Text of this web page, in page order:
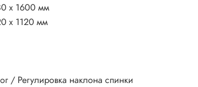
x 1600 мм
x 1120 мм
/ Регулировка наклона спинки